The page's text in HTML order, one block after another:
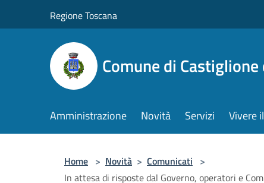
Regione Toscana
Comune di
Amministrazione Novità Servizi Vivere
Home > Novità > Comunicati >
In attesa di risposte dal Governo, operatori e